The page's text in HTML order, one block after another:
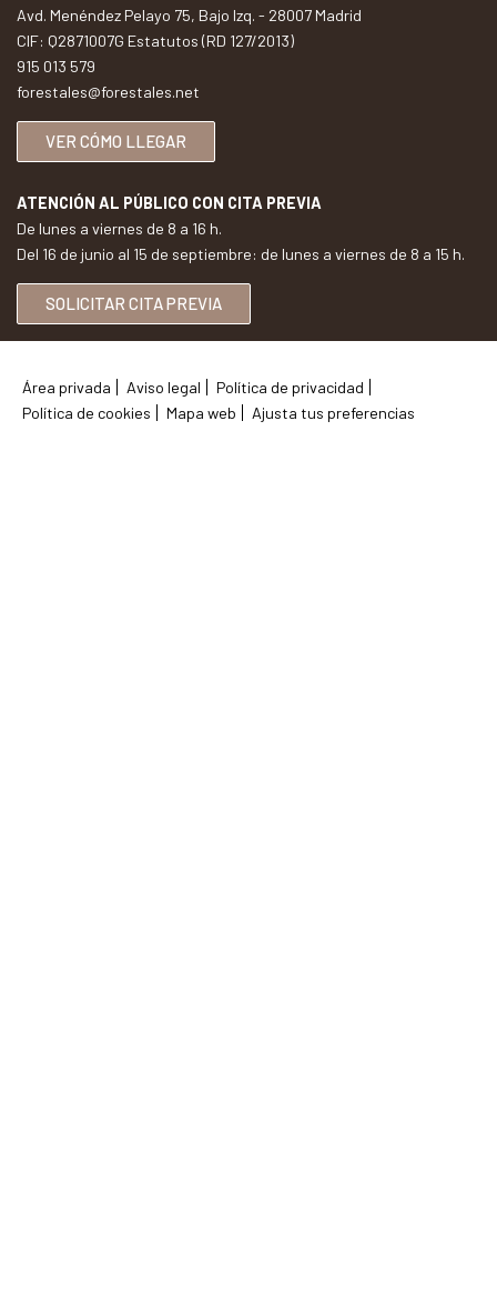
Avd. Menéndez Pelayo 75, Bajo Izq. - 28007 Madrid
CIF: Q2871007G Estatutos (RD 127/2013)
915 013 579
forestales@forestales.net
VER CÓMO LLEGAR
ATENCIÓN AL PÚBLICO CON CITA PREVIA
De lunes a viernes de 8 a 16 h.
Del 16 de junio al 15 de septiembre: de lunes a viernes de 8 a 15 h.
SOLICITAR CITA PREVIA
Área privada Aviso legal
Política de privacidad
Política de cookies
Mapa web Ajusta tus preferencias